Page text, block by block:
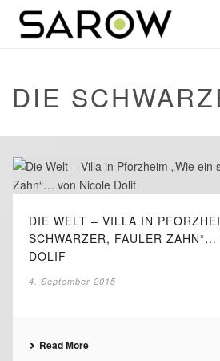
DIE
DIE WELT – VILLA IN
SCHWARZER, FAULER
DOLIF
4. September 2015
Read More